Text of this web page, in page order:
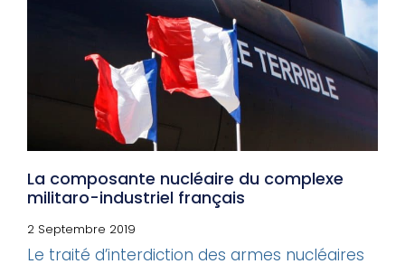
La composante nucléaire du complexe
militaro-industriel français
2 Septembre 2019
Le traité d’interdiction des armes nucléaires